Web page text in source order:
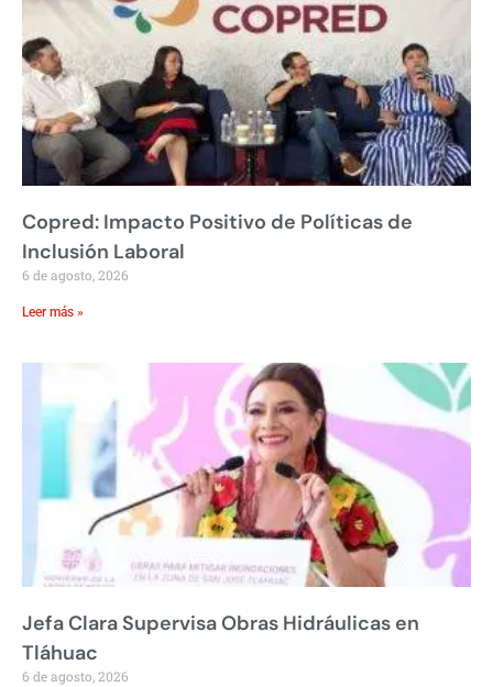
Copred: Impacto Positivo de Políticas de
Inclusión Laboral
6 de agosto, 2026
Leer más »
Jefa Clara Supervisa Obras Hidráulicas en
Tláhuac
6 de agosto, 2026